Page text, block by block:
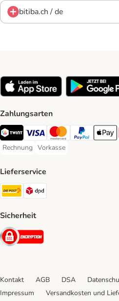
bitiba.ch / de
Zahlungsarten
TWINT Payment Method
Visa Payment Method
MasterCard Payment
PayPal Apple
Rechnung
Rechnung Payment Method
Vorkasse
Vorkasse Payment Method
Lieferservice
Die Post Shipping Method
Sicherheit
Security
Kontakt AGB DSA
Impressum
Versandkosten und